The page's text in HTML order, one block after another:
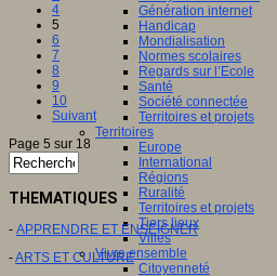
Génération internet
Handicap
Mondialisation
Normes scolaires
Regards sur l’Ecole
Santé
Société connectée
Territoires et projets
Territoires
Europe
International
Régions
Ruralité
Territoires et projets
Tiers lieux
Villes
Vivre ensemble
Citoyenneté
4
5
6
7
8
9
10
Suivant
Page 5 sur 18
THEMATIQUES
- APPRENDRE ET ENSEIGNER
-ARTS ET CULTURE